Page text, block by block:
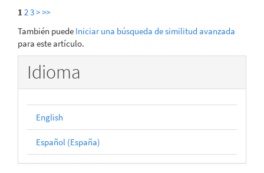
1 23>>>
También puede Iniciar una búsqueda de similitud avanzada
para este artículo.
Idioma
English
Español (España)